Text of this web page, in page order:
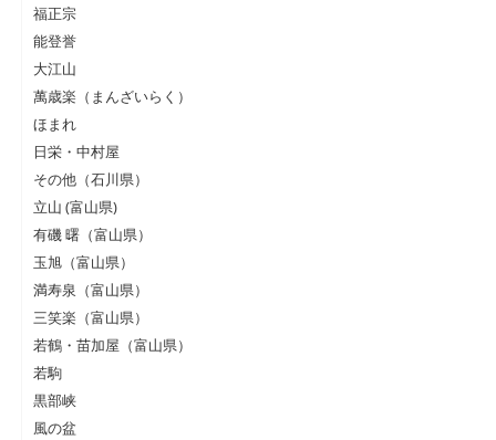
福正宗
能登誉
大江山
萬歳楽（まんざいらく）
ほまれ
日栄・中村屋
その他（石川県）
立山 (富山県)
有磯 曙（富山県）
玉旭（富山県）
満寿泉（富山県）
三笑楽（富山県）
若鶴・苗加屋（富山県）
若駒
黒部峡
風の盆